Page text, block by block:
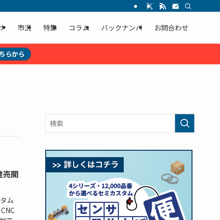
市況 特集 コラム バックナンバ お問合わせ
らから
売開
ム